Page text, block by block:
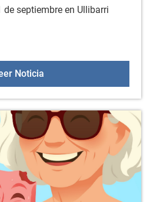
de septiembre en Ullibarri
NoticiaMagialdiAraba llega a